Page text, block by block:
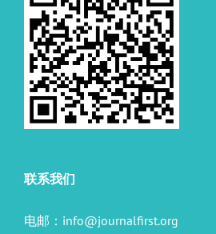
联系我们
电邮： info@journalfirst.org